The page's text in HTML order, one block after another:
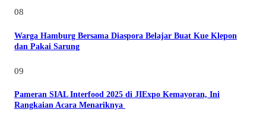
08
Warga Hamburg Bersama Diaspora Belajar Buat Kue Klepon
dan Pakai Sarung
09
Pameran SIAL Interfood 2025 di JIExpo Kemayoran, Ini
Rangkaian Acara Menariknya